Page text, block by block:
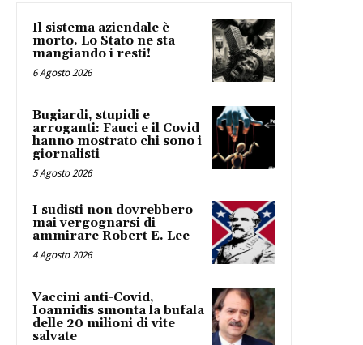
Il sistema aziendale è
morto. Lo Stato ne sta
mangiando i resti!
6 Agosto 2026
Bugiardi, stupidi e
arroganti: Fauci e il Covid
hanno mostrato chi sono i
giornalisti
5 Agosto 2026
I sudisti non dovrebbero
mai vergognarsi di
ammirare Robert E. Lee
4 Agosto 2026
Vaccini anti-Covid,
Ioannidis smonta la bufala
delle 20 milioni di vite
salvate